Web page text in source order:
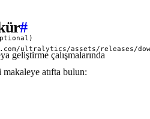
ultralytics/assets/releases/
#
geliştirme çalışmalarında
makaleye atıfta bulun: